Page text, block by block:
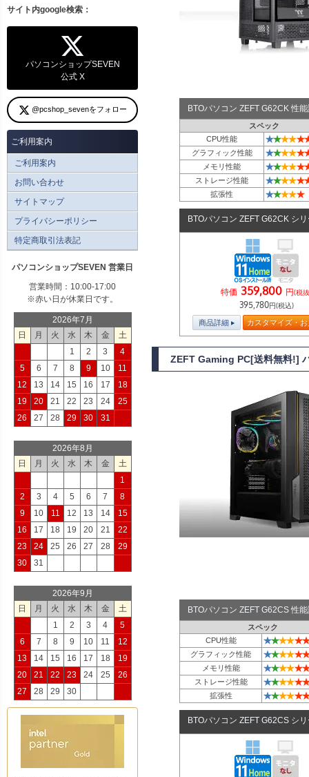
BTOパソコン ZEFT G62CK 性
スペック
CPU性能
★★★★★
グラフィック性能 ★★★★★
メモリ性能 ★★★★★
ストレージ性能 ★★★★★
拡張性 ★★★★★
BTOパソコン ZEFT G62CK シ
特価 359,800 円(税
395,780円(税込)
商品詳細 カスタマイズ・
ZEFT Gaming PC[送料無料!]
BTOパソコン ZEFT G62CS 性
スペック
CPU性能
★★★★★★
グラフィック性能 ★★★★★★
メモリ性能 ★★★★★★
ストレージ性能 ★★★★★★
拡張性 ★★★★★★
BTOパソコン ZEFT G62CS シ
サイト内google検索：
パソコンショップSEVEN
公式 X
@pcshop_sevenをフォロー
ご利用案内
ご利用案内
お問い合わせ
サイトマップ
プライバシーポリシー
特定商取引法表記
パソコンショップSEVEN 営業日
営業時間：10:00-17:00
※赤い日が休業日です。
2026年7月
日
月 火 水 木 金
土
1
2 3
4
5
6 7 8 9 10
11
12
13 14 15 16 17
18
19
20 21 22 23 24
25
26
27 28 29 30 31
2026年8月
日
月 火 水 木 金
土
1
2
3 4 5 6 7
8
9
10 11 12 13 14
15
16
17 18 19 20 21
22
23
24 25 26 27 28
29
30
31
2026年9月
日
月 火 水 木 金
土
1
2 3 4
5
6
7 8 9 10 11
12
13
14 15 16 17 18
19
20
21 22 23 24 25
26
27
28 29 30